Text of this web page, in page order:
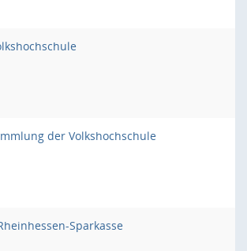
der Volkshochschule
Sparkasse